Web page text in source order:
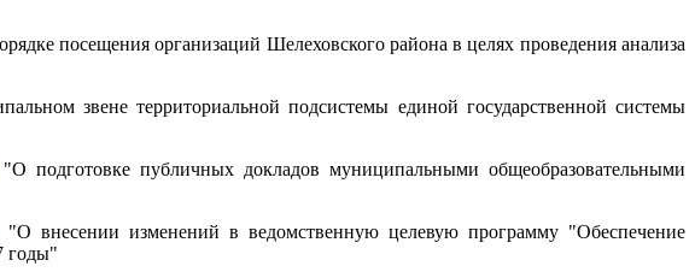
посещения организаций Шелеховского района в целях проведения анализа
звене территориальной подсистемы единой государственной системы
"О подготовке публичных докладов муниципальными общеобразовательными
"О внесении изменений в ведомственную целевую программу "Обеспечение
годы"